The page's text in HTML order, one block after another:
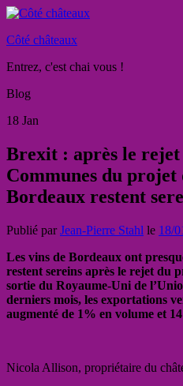
Côté châteaux
Entrez, c'est chai vous !
Blog
18 Jan
Brexit : après le
Communes du projet
Bordeaux restent
Publié parJean-Pierre Stahl le 18/
Les vins de Bordeaux ont
restent sereins après le rejet du
sortie du Royaume-Uni de
derniers mois, les exportations
augmenté de 1% en volume et
Nicola Allison, propriétaire du